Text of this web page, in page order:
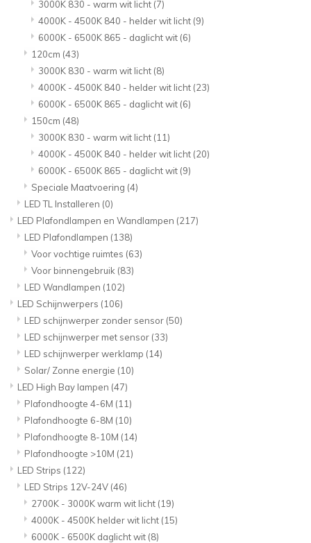
3000K 830 - warm wit licht (7)
4000K - 4500K 840 - helder wit licht (9)
6000K - 6500K 865 - daglicht wit (6)
120cm (43)
3000K 830 - warm wit licht (8)
4000K - 4500K 840 - helder wit licht (23)
6000K - 6500K 865 - daglicht wit (6)
150cm (48)
3000K 830 - warm wit licht (11)
4000K - 4500K 840 - helder wit licht (20)
6000K - 6500K 865 - daglicht wit (9)
Speciale Maatvoering (4)
LED TL Installeren (0)
LED Plafondlampen en Wandlampen (217)
LED Plafondlampen (138)
Voor vochtige ruimtes (63)
Voor binnengebruik (83)
LED Wandlampen (102)
LED Schijnwerpers (106)
LED schijnwerper zonder sensor (50)
LED schijnwerper met sensor (33)
LED schijnwerper werklamp (14)
Solar/ Zonne energie (10)
LED High Bay lampen (47)
Plafondhoogte 4-6M (11)
Plafondhoogte 6-8M (10)
Plafondhoogte 8-10M (14)
Plafondhoogte >10M (21)
LED Strips (122)
LED Strips 12V-24V (46)
2700K - 3000K warm wit licht (19)
4000K - 4500K helder wit licht (15)
6000K - 6500K daglicht wit (8)